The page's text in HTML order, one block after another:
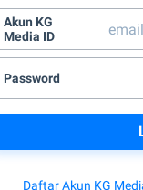
Akun KG
Media ID
Password
Daftar Akun KG